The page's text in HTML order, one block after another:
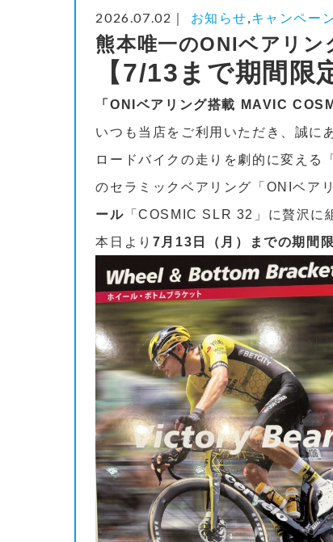
2026.07.02｜ お知らせ,キャンペー
熊本唯一のONIベアリン
【7/13まで期間限
「ONIベアリング搭載 MAVIC
いつも当店をご利用いただき、誠に
ロードバイクの走りを劇的に変える
のセラミックベアリング「ONIベア
ール 「COSMIC SLR 32」に贅沢に
本日より 7月13日（月）までの期間